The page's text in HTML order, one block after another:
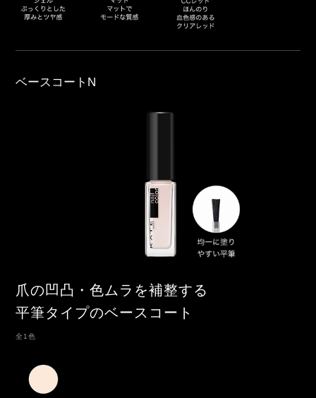
ベースコートN
爪の凹凸・色ムラを補整する
平筆タイプのベースコート
全1色